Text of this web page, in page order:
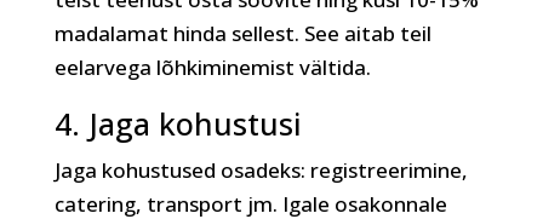
madalamat hinda sellest. See aitab teil
eelarvega lõhkiminemist vältida.
4. Jaga kohustusi
Jaga kohustused osadeks: registreerimine,
catering, transport jm. Igale osakonnale